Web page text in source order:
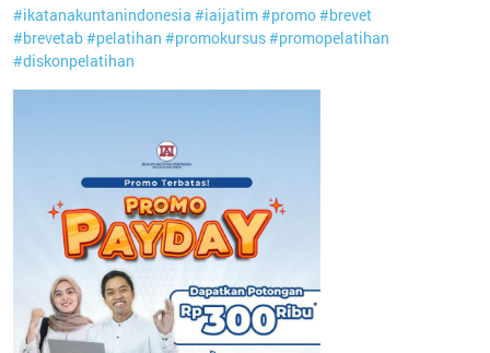
#ikatanakuntanindonesia #iaijatim#promo#brevet
#brevetab#pelatihan #promokursus#promopelatihan
#diskonpelatihan